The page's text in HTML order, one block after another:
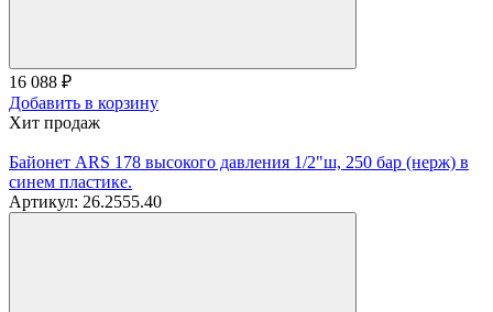
16 088 ₽
Добавить в корзину
Хит продаж
Байонет ARS 178 высокого давления 1/2"ш, 250 бар (нерж) в
синем пластике.
Артикул: 26.2555.40